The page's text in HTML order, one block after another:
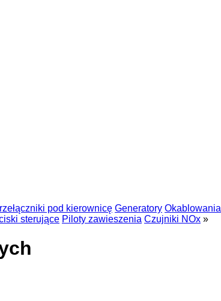
pod kierownicę Generatory Okablowania
sterujące Piloty zawieszenia Czujniki NOx »